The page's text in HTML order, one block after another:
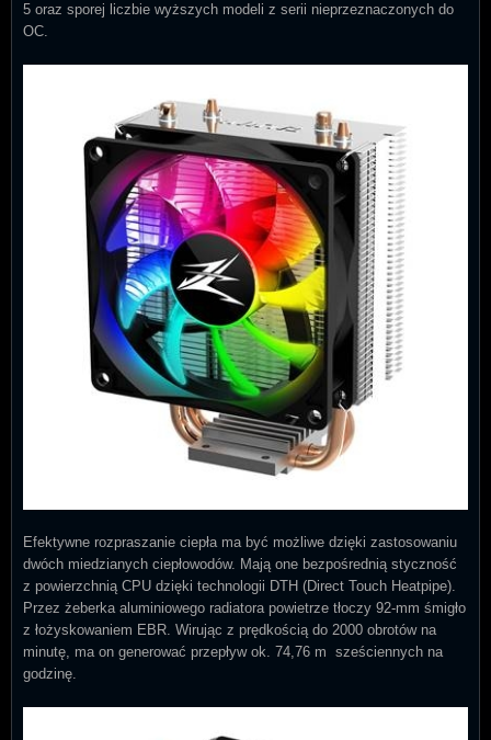
5 oraz sporej liczbie wyższych modeli z serii nieprzeznaczonych do
OC.
Efektywne rozpraszanie ciepła ma być możliwe dzięki zastosowaniu
dwóch miedzianych ciepłowodów. Mają one bezpośrednią styczność
z powierzchnią CPU dzięki technologii DTH (Direct Touch Heatpipe).
Przez żeberka aluminiowego radiatora powietrze tłoczy 92-mm śmigło
z łożyskowaniem EBR. Wirując z prędkością do 2000 obrotów na
minutę, ma on generować przepływ ok. 74,76 m sześciennych na
godzinę.